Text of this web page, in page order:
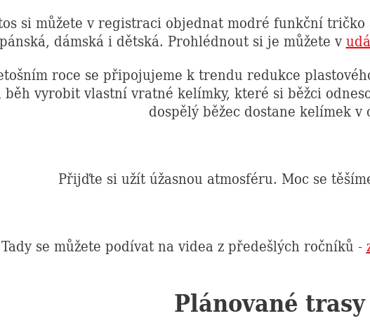
si můžete v registraci objednat modré funkční
pánská, dámská i dětská. Prohlédnout si je můžete v
roce se připojujeme k trendu redukce
běh vyrobit vlastní vratné kelímky, které si běžci
dospělý běžec dostane kelímek v
Přijďte si užít úžasnou atmosféru. Moc se
Tady se můžete podívat na videa z předešlých ročníků -
Plánované trasy